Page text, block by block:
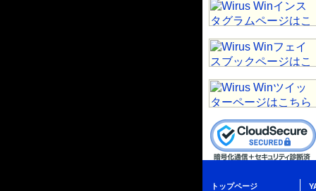
トップページ